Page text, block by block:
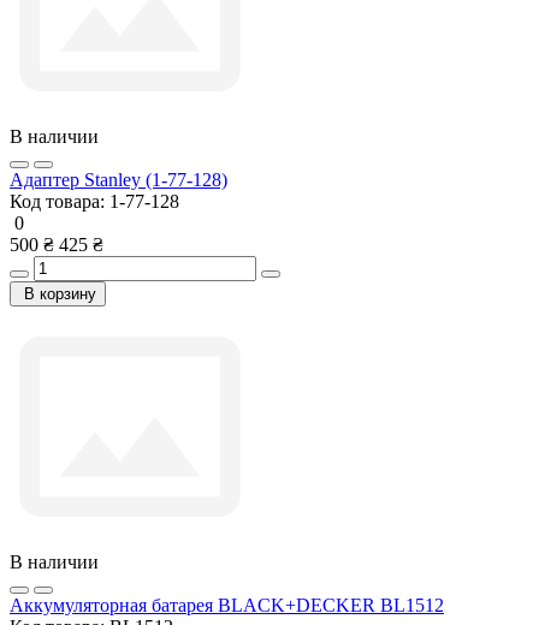
В наличии
Адаптер Stanley (1-77-128)
Код товара: 1-77-128
0
500 ₴ 425 ₴
В корзину
В наличии
Аккумуляторная батарея BLACK+DECKER BL1512